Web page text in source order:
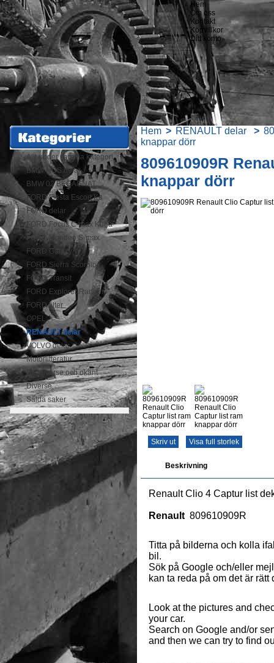
Hem
Om oss
Kontakt
Köpvillkor
Ditt konto
.
Allt under samma kategori
BMW NOS delar
BMW 02 BEGAGNAT
FORD Fiesta Escort Ka
FORD delar
FORD Focus C-max Kuga
FORD Mondeo S-max
FORD Galaxy
FORD Sierra Scorpio
FORD Transit
FORD Explorer Ranger
FORD filter
OPEL
RENAULT delar
VOLVO delar
Motorlitteratur
BIL diverse och okänt
Diverse
Sålda saker
Hem > RENAULT delar >
knappar dörr
809610909R
knappar dörr
Skriv ut Visa full storlek
Beskrivning
Renault Clio 4 Captur list
Renault 809610909R
Titta på bilderna och kolla
bil.
Sök på Google och/eller
kan ta reda på om det är rätt
Look at the pictures and
your car.
Search on Google and/or
and then we can try to find